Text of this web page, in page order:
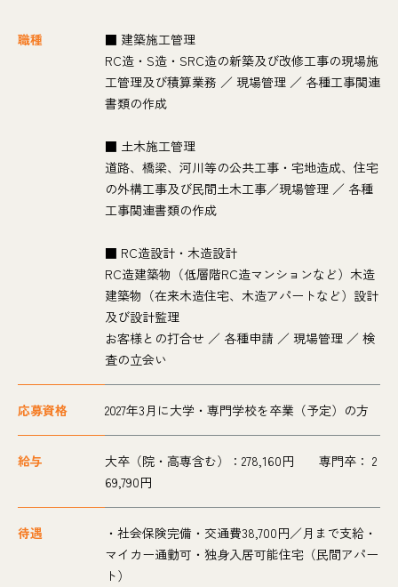
職種
■ 建築施工管理
RC造・S造・SRC造の新築及び改修工事の現場施
工管理及び積算業務 ／ 現場管理 ／ 各種工事関連
書類の作成
■ 土木施工管理
道路、橋梁、河川等の公共工事・宅地造成、住宅
の外構工事及び民間土木工事／現場管理 ／ 各種
工事関連書類の作成
■ RC造設計・木造設計
RC造建築物（低層階RC造マンションなど）木造
建築物（在来木造住宅、木造アパートなど）設計
及び設計監理
お客様との打合せ ／ 各種申請 ／ 現場管理 ／ 検
査の立会い
応募資格 2027年3月に大学・専門学校を卒業（予定）の方
給与
大卒（院・高専含む）：278,160円 専門卒： 2
69,790円
待遇
・社会保険完備・交通費38,700円／月まで支給・
マイカー通勤可・独身入居可能住宅（民間アパー
ト）